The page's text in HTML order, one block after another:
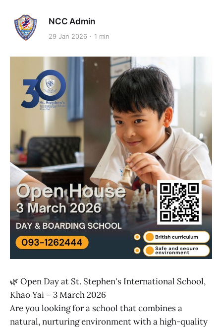
NCC Admin
29 Jan 2026 1 min
🌿 Open Day at St. Stephen's International School,
Khao Yai – 3 March 2026
Are you looking for a school that combines a
natural, nurturing environment with a high-quality